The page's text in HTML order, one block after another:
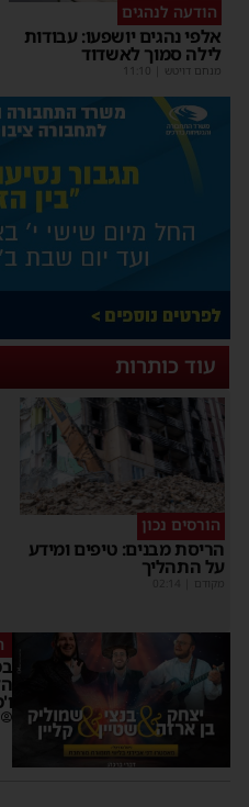
הודעה לנהגים
אלפי נהגים יושפעו: עבודות
לילה סמוך לאשדוד
מנחם דויטש 11:10
עוד כותרות
הורסים נכון
הריסת מבנים: טיפים ומידע
על התהליך
מקודם